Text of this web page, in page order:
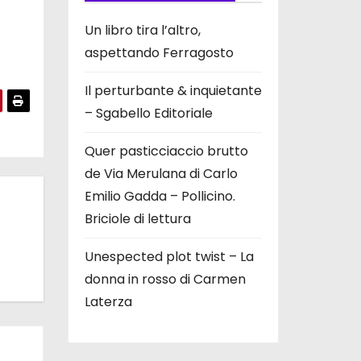
Un libro tira l’altro,
aspettando Ferragosto
Il perturbante & inquietante
– Sgabello Editoriale
Quer pasticciaccio brutto
de Via Merulana di Carlo
Emilio Gadda – Pollicino.
Briciole di lettura
Unespected plot twist – La
donna in rosso di Carmen
Laterza